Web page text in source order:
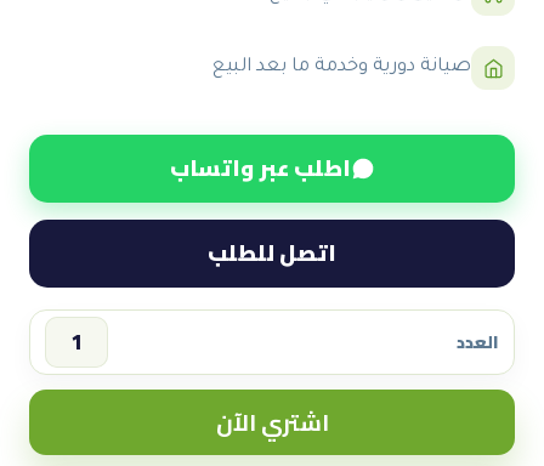
صيانة دورية وخدمة ما بعد البيع
اطلب عبر واتساب
اتصل للطلب
العدد
سعر
موتور
7
اشتري الآن